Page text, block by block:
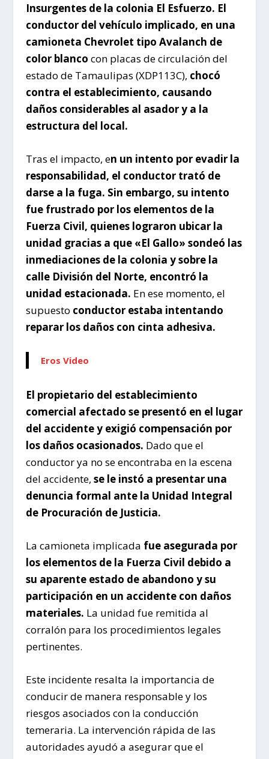
Insurgentes de la colonia El Esfuerzo. El
conductor del vehículo implicado, en una
camioneta Chevrolet tipo Avalanch de
color blanco con placas de circulación del
estado de Tamaulipas (XDP113C), chocó
contra el establecimiento, causando
daños considerables al asador y a la
estructura del local.
Tras el impacto, en un intento por evadir la
responsabilidad, el conductor trató de
darse a la fuga. Sin embargo, su intento
fue frustrado por los elementos de la
Fuerza Civil, quienes lograron ubicar la
unidad gracias a que «El Gallo» sondeó las
inmediaciones de la colonia y sobre la
calle División del Norte, encontró la
unidad estacionada. En ese momento, el
supuesto conductor estaba intentando
reparar los daños con cinta adhesiva.
Eros Video
El propietario del establecimiento
comercial afectado se presentó en el lugar
del accidente y exigió compensación por
los daños ocasionados. Dado que el
conductor ya no se encontraba en la escena
del accidente, se le instó a presentar una
denuncia formal ante la Unidad Integral
de Procuración de Justicia.
La camioneta implicada fue asegurada por
los elementos de la Fuerza Civil debido a
su aparente estado de abandono y su
participación en un accidente con daños
materiales. La unidad fue remitida al
corralón para los procedimientos legales
pertinentes.
Este incidente resalta la importancia de
conducir de manera responsable y los
riesgos asociados con la conducción
temeraria. La intervención rápida de las
autoridades ayudó a asegurar que el